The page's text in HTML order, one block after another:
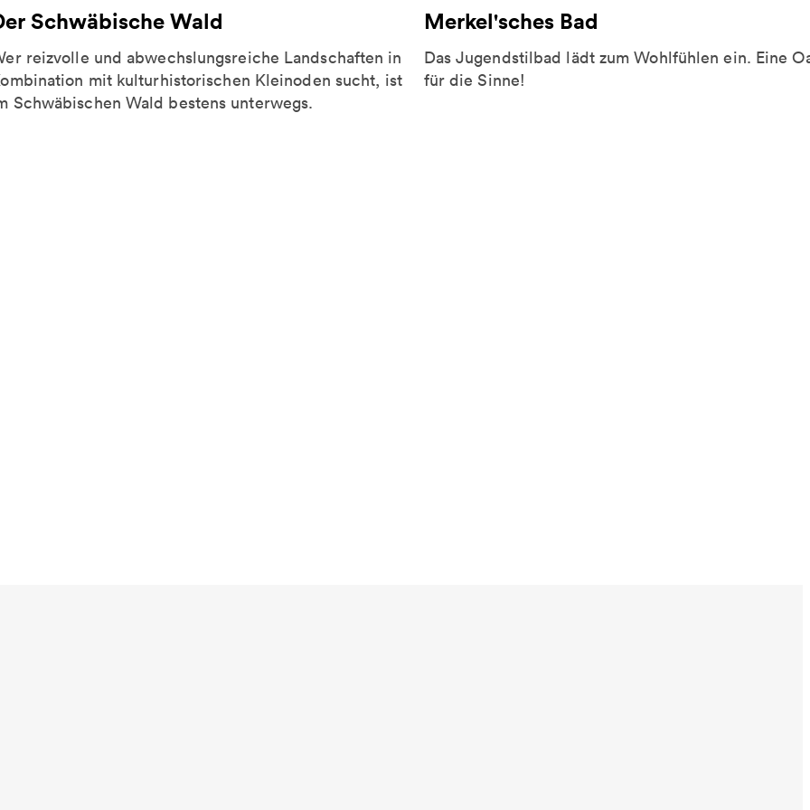
Schwäbische Wald
reizvolle und abwechslungsreiche Landschaften in
mit kulturhistorischen Kleinoden sucht, ist
Schwäbischen Wald bestens unterwegs.
Merkel'sches Bad
Das Jugendstilbad lädt zum Wohlfühlen ein. Eine
für die Sinne!